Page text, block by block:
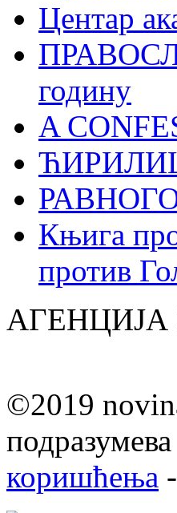
Центар
годину
A
Књига
против
АГЕНЦИЈА
©2019
коришћења -